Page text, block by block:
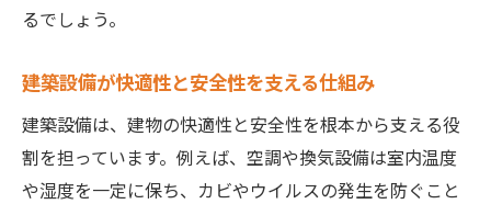
るでしょう。
建築設備が快適性と安全性を支える仕組み
建築設備は、建物の快適性と安全性を根本から支える役
割を担っています。例えば、空調や換気設備は室内温度
や湿度を一定に保ち、カビやウイルスの発生を防ぐこと